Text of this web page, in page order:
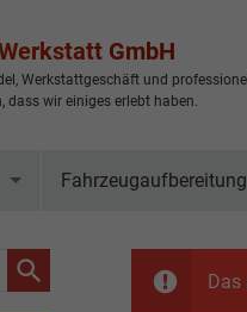
GmbH
Werkstattgeschäft und
dass wir einiges erlebt haben.
Fahrzeugaufbereitung
Das